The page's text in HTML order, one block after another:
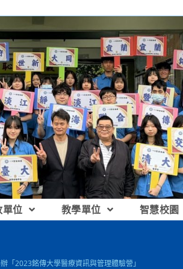
單位 教學單位 智慧校園
「2023銘傳大學醫療資訊與管理體驗營」